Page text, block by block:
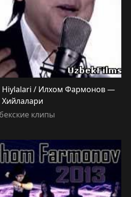
/ Илхом Фармонов —
Хийлалари
клипы